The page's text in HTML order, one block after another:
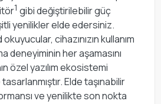
1 gibi değiştirilebilir güç
yenilikler elde edersiniz.
cihazınızın kullanım
deneyiminin her aşamasını
özel yazılım ekosistemi
Elde taşınabilir
ve yenilikte son nokta